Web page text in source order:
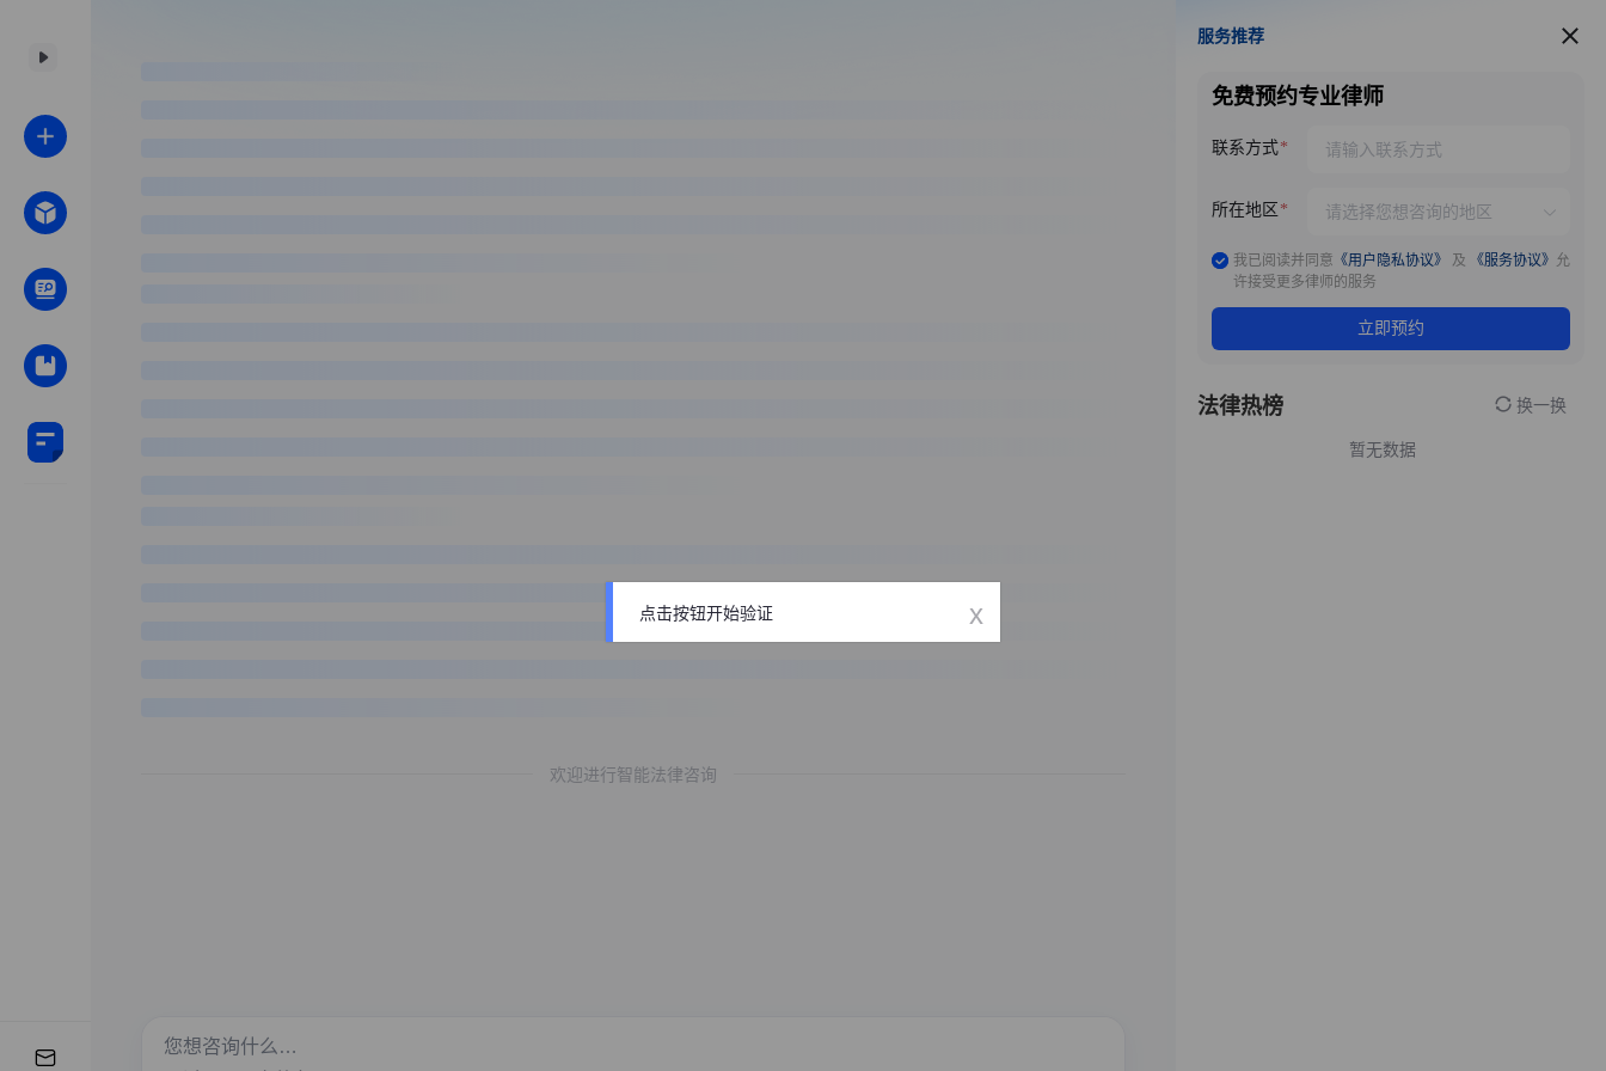
欢迎进行智能法律咨询
服务推荐
服务推荐
免费预约专业律师
联系方式
所在地区
我已阅读并同意 《用户隐私协议》 及 《服务协议》 允
许接受更多律师的服务
立即预约
法律热榜 换一换
暂无数据
点击按钮开始验证 x